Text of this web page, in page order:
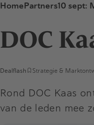
HomePartners10 sept:
DOC
Dealflash Strategie &
Rond DOC Kaas
van de leden mee